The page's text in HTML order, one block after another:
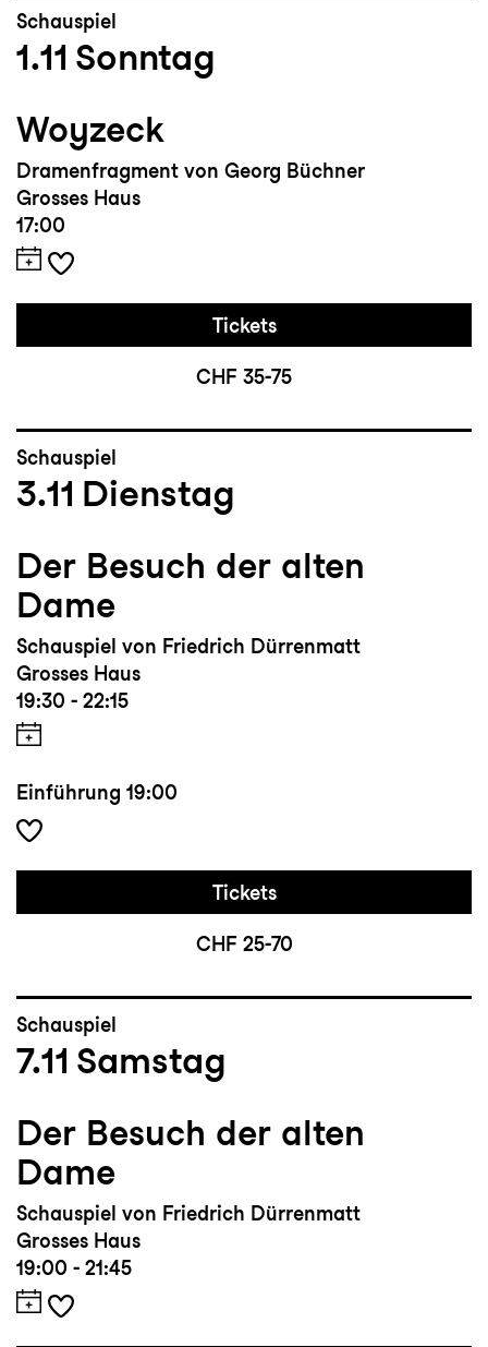
Schauspiel
1.11 Sonntag
Woyzeck
Dramenfragment von Georg Büchner
Grosses Haus
17:00
Tickets
CHF 35-75
Schauspiel
3.11 Dienstag
Der Besuch der alten
Dame
Schauspiel von Friedrich Dürrenmatt
Grosses Haus
19:30 - 22:15
Einführung 19:00
Tickets
CHF 25-70
Schauspiel
7.11 Samstag
Der Besuch der alten
Dame
Schauspiel von Friedrich Dürrenmatt
Grosses Haus
19:00 - 21:45